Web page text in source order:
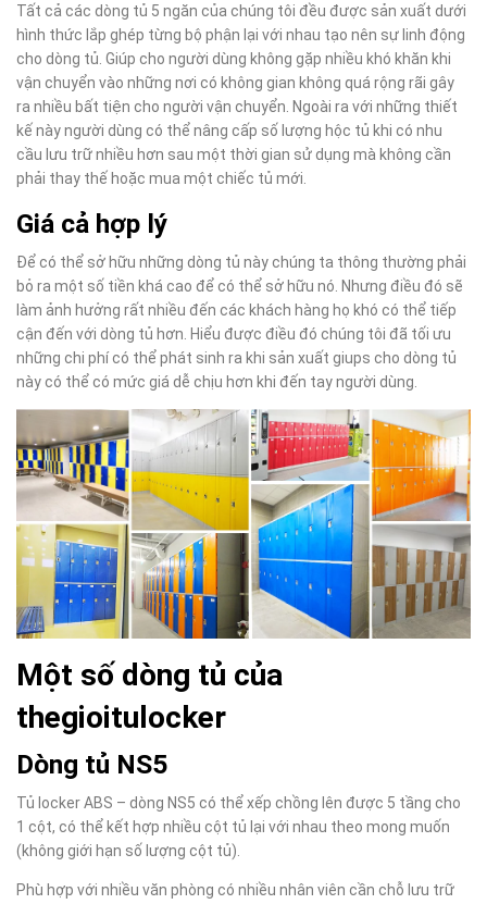
Tất cả các dòng tủ 5 ngăn của chúng tôi đều được sản xuất dưới
hình thức lắp ghép từng bộ phận lại với nhau tạo nên sự linh động
cho dòng tủ. Giúp cho người dùng không gặp nhiều khó khăn khi
vận chuyển vào những nơi có không gian không quá rộng rãi gây
ra nhiều bất tiện cho người vận chuyển. Ngoài ra với những thiết
kế này người dùng có thể nâng cấp số lượng hộc tủ khi có nhu
cầu lưu trữ nhiều hơn sau một thời gian sử dụng mà không cần
phải thay thế hoặc mua một chiếc tủ mới.
Giá cả hợp lý
Để có thể sở hữu những dòng tủ này chúng ta thông thường phải
bỏ ra một số tiền khá cao để có thể sở hữu nó. Nhưng điều đó sẽ
làm ảnh hưởng rất nhiều đến các khách hàng họ khó có thể tiếp
cận đến với dòng tủ hơn. Hiểu được điều đó chúng tôi đã tối ưu
những chi phí có thể phát sinh ra khi sản xuất giups cho dòng tủ
này có thể có mức giá dễ chịu hơn khi đến tay người dùng.
Một số dòng tủ của
thegioitulocker
Dòng tủ NS5
Tủ locker ABS – dòng NS5 có thể xếp chồng lên được 5 tầng cho
1 cột, có thể kết hợp nhiều cột tủ lại với nhau theo mong muốn
(không giới hạn số lượng cột tủ).
Phù hợp với nhiều văn phòng có nhiều nhân viên cần chỗ lưu trữ